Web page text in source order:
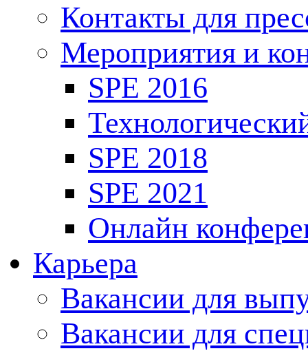
Контакты для
Мероприятия и
SPE 2016
SPE 2018
SPE 2021
Онлайн
Карьера
Вакансии для
Вакансии для